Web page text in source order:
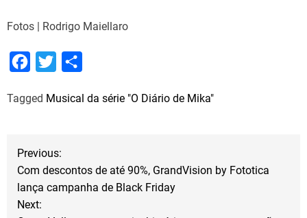
Fotos | Rodrigo Maiellaro
c
o
k
i
r
a
Tagged Musical da série "O Diário de Mika"
NPrevious:
Com descontos de até 90%, GrandVision by Fototica
lança campanha de Black Friday
Next: